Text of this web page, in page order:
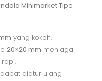
Minimarket Tipe
yang kokoh.
20×20 mm menjaga
diatur ulang